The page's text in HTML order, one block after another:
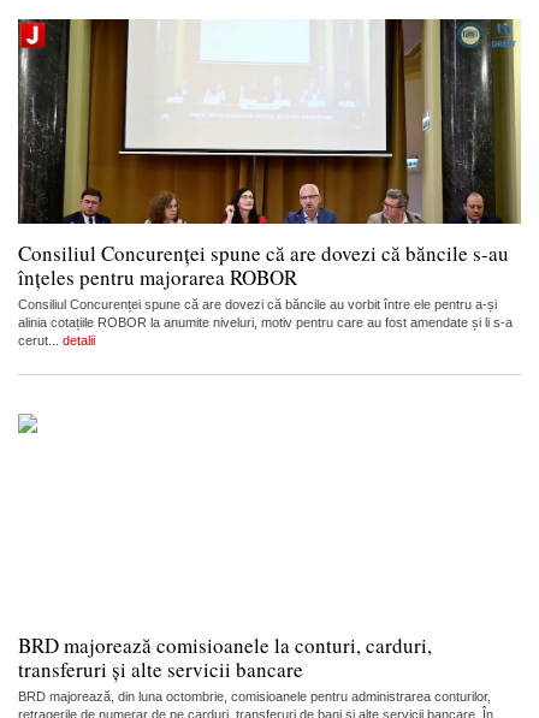
Consiliul Concurenței spune că are dovezi că băncile s-au
înțeles pentru majorarea ROBOR
Consiliul Concurenței spune că are dovezi că băncile au vorbit între ele pentru a-și
alinia cotațiile ROBOR la anumite niveluri, motiv pentru care au fost amendate și li s-a
cerut... detalii
BRD majorează comisioanele la conturi, carduri,
transferuri și alte servicii bancare
BRD majorează, din luna octombrie, comisioanele pentru administrarea conturilor,
retragerile de numerar de pe carduri, transferuri de bani și alte servicii bancare. În